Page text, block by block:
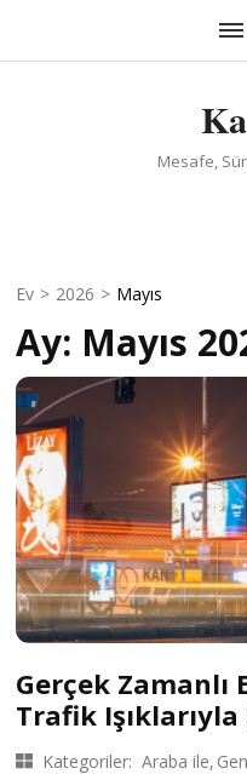
atla
Mesafe,
Ev > 2026 > Mayıs
Ay: Mayıs
Gerçek Zamanlı
Trafik
Kategoriler: Araba ile